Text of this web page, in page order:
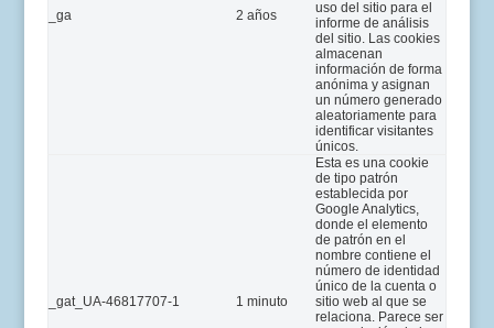
_ga 2 años
uso del sitio para el
informe de análisis
del sitio. Las cookies
almacenan
información de forma
anónima y asignan
un número generado
aleatoriamente para
identificar visitantes
únicos.
_gat_UA-46817707-1 1 minuto
Esta es una cookie
de tipo patrón
establecida por
Google Analytics,
donde el elemento
de patrón en el
nombre contiene el
número de identidad
único de la cuenta o
sitio web al que se
relaciona. Parece ser